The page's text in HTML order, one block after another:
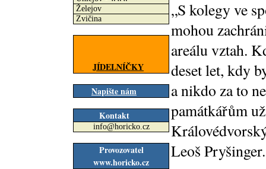
Želejov
Zvičina
JÍDELNÍČKY
Napište nám
Kontakt
info@horicko.cz
Provozovatel
www.horicko.cz
„S kolegy ve
mohou
areálu vztah.
deset let, kdy
a nikdo za to
památkářům
Leoš Pryšinger.